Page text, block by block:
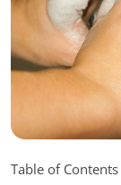
Table of Contents